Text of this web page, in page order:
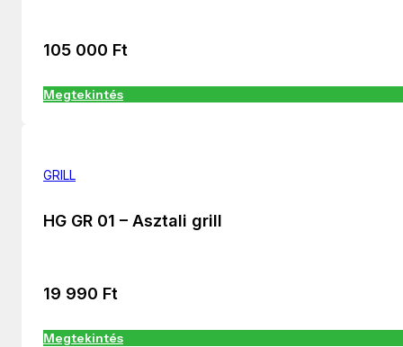
105 000 Ft
Megtekintés
GRILL
HG GR 01 – Asztali grill
19 990 Ft
Megtekintés